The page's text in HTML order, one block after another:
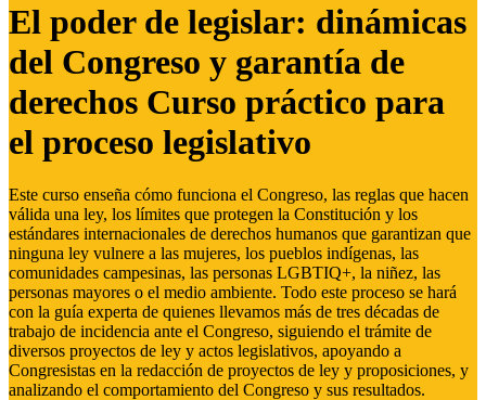
El poder de legislar: dinámicas
del Congreso y garantía de
derechos Curso práctico para
el proceso legislativo
Este curso enseña cómo funciona el Congreso, las reglas que hacen
válida una ley, los límites que protegen la Constitución y los
estándares internacionales de derechos humanos que garantizan que
ninguna ley vulnere a las mujeres, los pueblos indígenas, las
comunidades campesinas, las personas LGBTIQ+, la niñez, las
personas mayores o el medio ambiente. Todo este proceso se hará
con la guía experta de quienes llevamos más de tres décadas de
trabajo de incidencia ante el Congreso, siguiendo el trámite de
diversos proyectos de ley y actos legislativos, apoyando a
Congresistas en la redacción de proyectos de ley y proposiciones, y
analizando el comportamiento del Congreso y sus resultados.